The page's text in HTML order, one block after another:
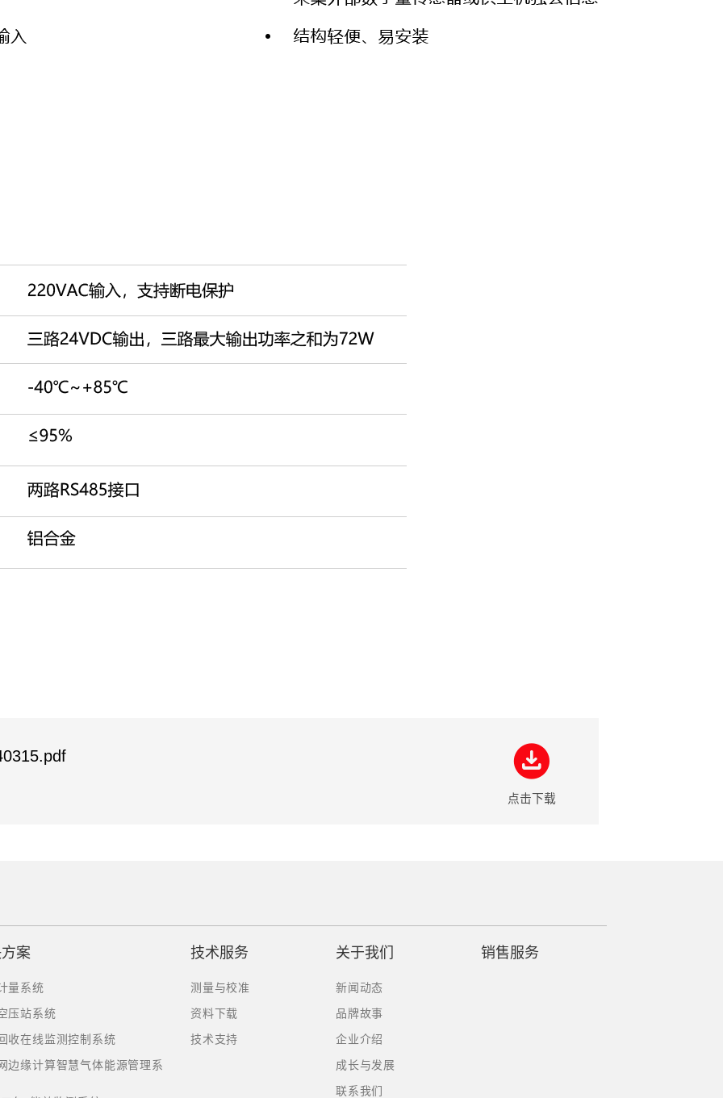
点击下载
案
量系统
压站系统
收在线监测控制系统
边缘计算智慧气体能源管理系
技术服务
测量与校准
资料下载
技术支持
关于我们
新闻动态
品牌故事
企业介绍
成长与发展
联系我们
销售服务